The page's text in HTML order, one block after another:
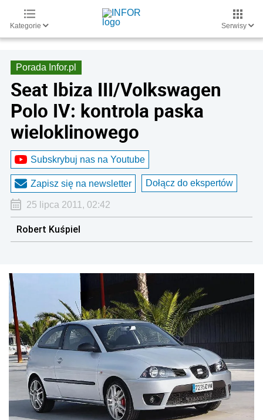
Kategorie Serwisy
Porada Infor.pl
Seat Ibiza III/Volkswagen
Polo IV: kontrola paska
wieloklinowego
Subskrybuj nas na Youtube
Zapisz się na newsletter Dołącz do ekspertów
25 lipca 2011, 02:42
Robert Kuśpiel